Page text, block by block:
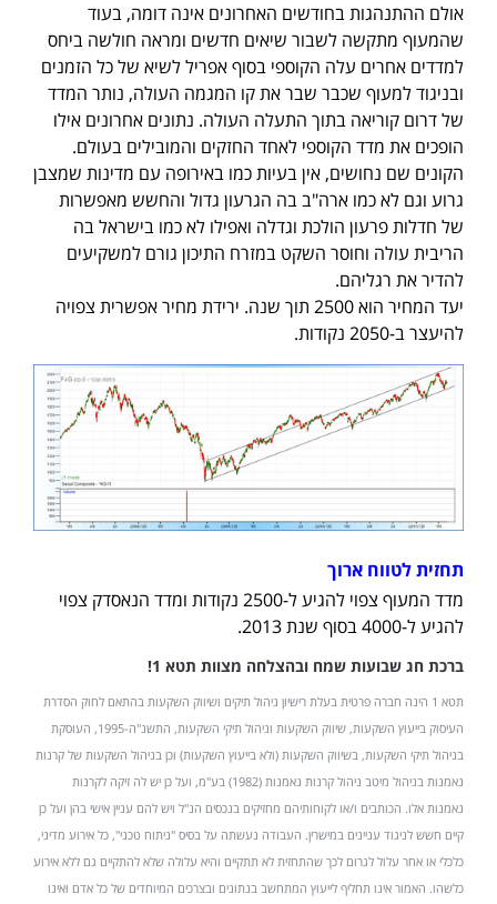
אולם ההתנהגות בחודשים האחרונים אינה דומה, בעוד
שהמעוף מתקשה לשבור שיאים חדשים ומראה חולשה ביחס
למדדים אחרים עלה הקוספי בסוף אפריל לשיא של כל הזמנים
ובניגוד למעוף שכבר שבר את קו המגמה העולה, נותר המדד
של דרום קוריאה בתוך התעלה העולה. נתונים אחרונים אילו
הופכים את מדד הקוספי לאחד החזקים והמובילים בעולם.
הקונים שם נחושים, אין בעיות כמו באירופה עם מדינות שמצבן
גרוע וגם לא כמו ארה"ב בה הגרעון גדול והחשש מאפשרות
של חדלות פרעון הולכת וגדלה ואפילו לא כמו בישראל בה
הריבית עולה וחוסר השקט במזרח התיכון גורם למשקיעים
להדיר את רגליהם.
יעד המחיר הוא 2500 תוך שנה. ירידת מחיר אפשרית צפויה
להיעצר ב-2050 נקודות.
תחזית לטווח ארוך
מדד המעוף צפוי להגיע ל-2500 נקודות ומדד הנאסדק צפוי
להגיע ל-4000 בסוף שנת 2013.
ברכת חג שבועות שמח ובהצלחה מצוות תטא 1!
תטא 1 הינה חברה פרטית בעלת רישיון ניהול תיקים ושיווק השקעות בהתאם לחוק הסדרת
העיסוק בייעוץ השקעות, שיווק השקעות וניהול תיקי השקעות, התשנ"ה-1995, העוסקת
בניהול תיקי השקעות, בשיווק השקעות (ולא בייעוץ השקעות) וכן בניהול השקעות של קרנות
נאמנות בניהול מיטב ניהול קרנות נאמנות (1982) בע"מ, ועל כן יש לה זיקה לקרנות
נאמנות אלו. הכותבים ו/או לקוחותיהם מחזיקים בנכסים הנ"ל ויש להם עניין אישי בהן ועל כן
קיים חשש לניגוד עניינים במישרין. העבודה נעשתה על בסיס "ניתוח טכני", כל אירוע מדיני,
כלכלי או אחר עלול לגרום לכך שהתחזית לא תתקיים והיא עלולה שלא להתקיים גם ללא אירוע
כלשהו. האמור אינו תחליף לייעוץ המתחשב בנתונים ובצרכים המיוחדים של כל אדם ואינו